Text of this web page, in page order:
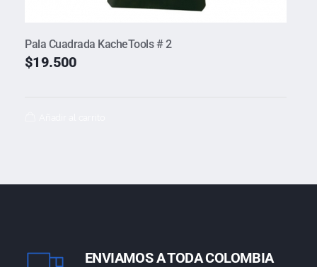
Pala Cuadrada KacheTools # 2
$19.500
ENVIAMOS A TODA COLOMBIA